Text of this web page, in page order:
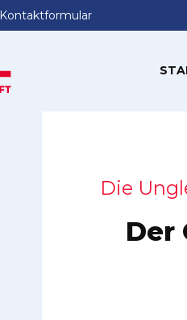
Kontaktformular
Die
Der